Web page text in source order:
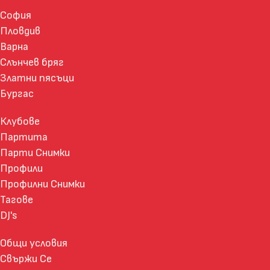
София
Пловдив
Варна
Слънчев бряг
Златни пясъци
Бургас
Клубове
Партита
Парти Снимки
Профили
Профилни Снимки
Тагове
DJ's
Общи условия
Свържи Се